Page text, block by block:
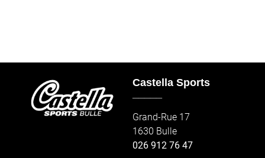
Castella Sports
Grand-Rue 17
1630 Bulle
026 912 76 47